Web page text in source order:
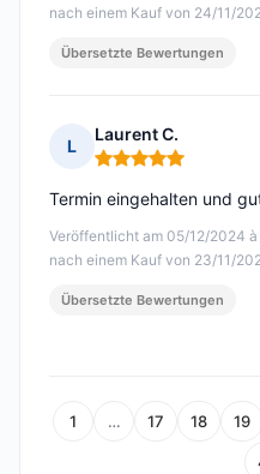
nach einem Kauf von 24/11/
Übersetzte Bewertungen
L
Laurent C.
Hinweis: 5 von 5
Veröffentlicht am 05/12/2024 à
nach einem Kauf von 23/11/
Termin eingehalten und
Übersetzte Bewertungen
1 … 17 18 19